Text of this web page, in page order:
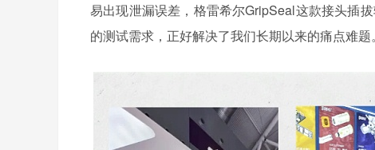
易出现泄漏误差，格雷希尔GripSeal这款接头插
的测试需求，正好解决了我们长期以来的痛点难题